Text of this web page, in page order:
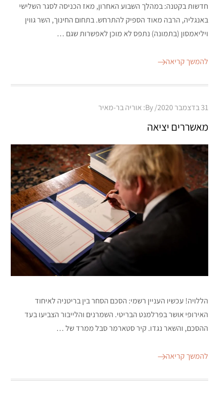
חדשות בקטנה: במהלך השבוע האחרון, מאז הכניסה לסגר השלישי
באנגליה, הרבה מאוד הספיק להתרחש. בתחום החינוך, השר גווין
ויליאמסון (בתמונה) נתפס לא מוכן לאפשרות שגם …
להמשך קריאה
Posted
31 בדצמבר 2020 By: אוריה בר-מאיר
מאשררים יציאה
הללויה! עכשיו העניין רשמי: הסכם הסחר בין בריטניה לאיחוד
האירופי אושר בפרלמנט הבריטי. השמרנים והלייבור הצביעו בעד
ההסכם, והשאר נגדו. קיר סטארמר סבל ממרד של …
להמשך קריאה